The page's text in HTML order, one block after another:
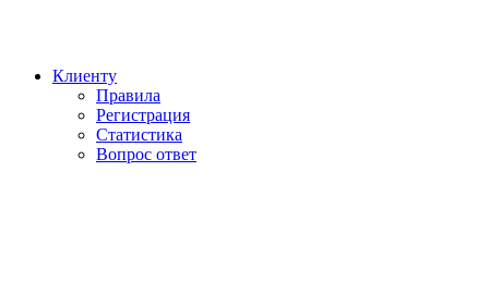
Клиенту
Правила
Регистрация
Статистика
Вопрос ответ